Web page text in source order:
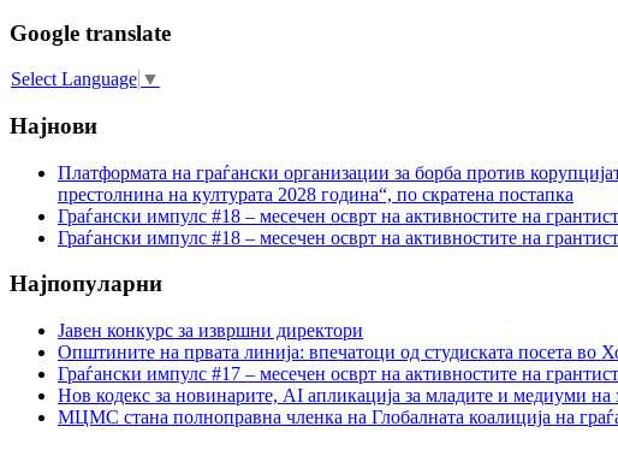
Google translate
Select Language ▼
Најнови
Платформата на граѓански организации за борба против
престолнина на културата 2028 година“, по скратена постапка
Граѓански импулс #18 – месечен осврт на активностите на
Граѓански импулс #18 – месечен осврт на активностите на
Најпопуларни
Јавен конкурс за извршни директори
Општините на првата линија: впечатоци од студиската посета во
Граѓански импулс #17 – месечен осврт на активностите на
Нов кодекс за новинарите, AI апликација за младите и медиуми на
МЦМС стана полноправна членка на Глобалната коалиција на